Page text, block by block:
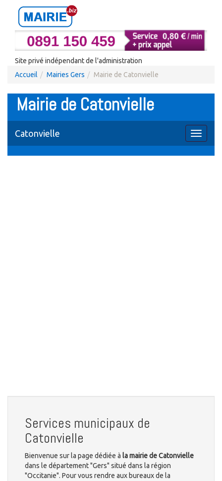
Site privé indépendant de l'administration
Accueil
Mairies Gers Mairie de Catonvielle
Mairie de Catonvielle
Toggle
Catonvielle
Services municipaux de
Catonvielle
Bienvenue sur la page dédiée à la mairie de Catonvielle
dans le département "Gers" situé dans la région
"Occitanie". Pour vous rendre aux bureaux de la